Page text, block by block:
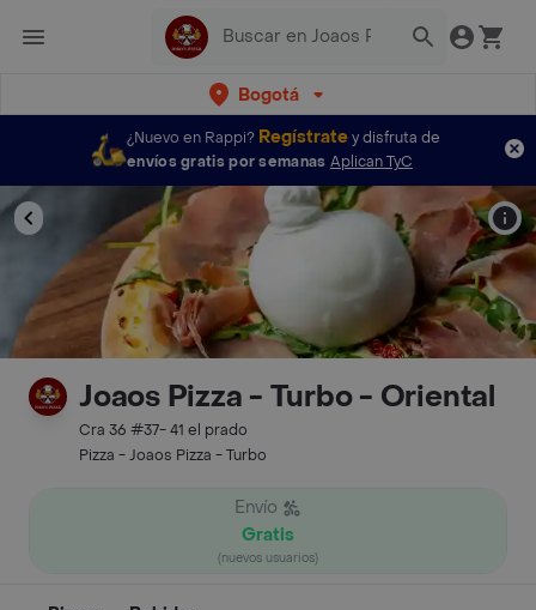
Bogotá
¿Nuevo en Rappi? Regístratey disfruta de
envíos gratis por semanas Aplican TyC
Joaos Pizza - Turbo - Oriental
Cra 36 #37- 41 el prado
Pizza - Joaos Pizza - Turbo
Envío
Gratis
(nuevos usuarios)